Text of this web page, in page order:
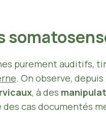
purement auditifs,
. On observe,
, à des
cas documentés